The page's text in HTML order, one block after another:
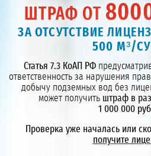
ШТРАФ ОТ
ЗА ОТСУТСТВИЕ
500 М³/
Статья 7.3 КоАП РФ
ответственность за нарушения
добычу подземных вод без
может получить штраф в
1 000 000
Проверка уже началась или
получите